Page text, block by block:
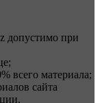
допустимо при
всего материала;
сайта